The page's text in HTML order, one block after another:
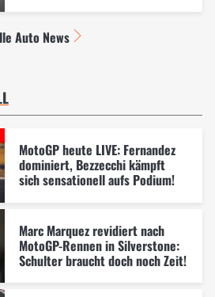
Auto News
MotoGP heute LIVE: Fernandez
dominiert, Bezzecchi kämpft
sich sensationell aufs Podium!
Marc Marquez revidiert nach
MotoGP-Rennen in Silverstone:
Schulter braucht doch noch Zeit!